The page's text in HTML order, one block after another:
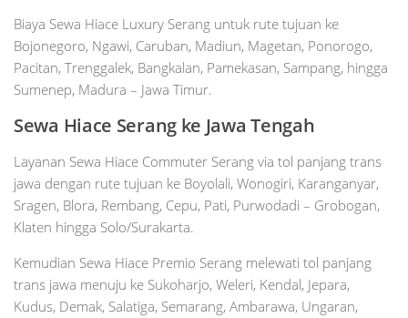
Biaya Sewa Hiace Luxury Serang untuk rute tujuan ke
Bojonegoro, Ngawi, Caruban, Madiun, Magetan, Ponorogo,
Pacitan, Trenggalek, Bangkalan, Pamekasan, Sampang, hingga
Sumenep, Madura – Jawa Timur.
Sewa Hiace Serang ke Jawa Tengah
Layanan Sewa Hiace Commuter Serang via tol panjang trans
jawa dengan rute tujuan ke Boyolali, Wonogiri, Karanganyar,
Sragen, Blora, Rembang, Cepu, Pati, Purwodadi – Grobogan,
Klaten hingga Solo/Surakarta.
Kemudian Sewa Hiace Premio Serang melewati tol panjang
trans jawa menuju ke Sukoharjo, Weleri, Kendal, Jepara,
Kudus, Demak, Salatiga, Semarang, Ambarawa, Ungaran,